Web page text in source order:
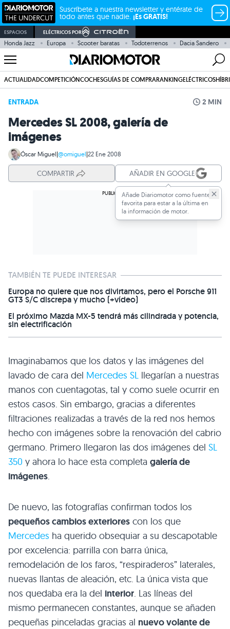
Suscríbete a nuestra newsletter y entérate de
todo antes que nadie. ¡Es GRATIS!
ESPACIOS ELÉCTRICOS POR
Honda Jazz Europa Scooter baratas Todoterrenos Dacia Sandero
ACTUALIDADCOMPETICIÓNCOCHESGUÍAS DE COMPRARANKINGELÉCTRICOS
ENTRADA 2 MIN
Mercedes SL 2008, galería de
imágenes
Óscar Miguel|@omiguel|22 Ene 2008
COMPARTIR AÑADIR EN GOOGLE
Añade Diariomotor como fuente
favorita para estar a la última en
la información de motor.
TAMBIÉN TE PUEDE INTERESAR
Europa no quiere que nos divirtamos, pero el Porsche 911
GT3 S/C discrepa y mucho (+vídeo)
El próximo Mazda MX-5 tendrá más cilindrada y potencia,
sin electrificación
Imaginabamos que los datos y las imágenes del
lavado de cara del Mercedes SL llegarían a nuestras
manos con cuentagotas, tal y como suele ocurrir en
estos casos. Sin embargo, gracias a diferentes
filtraciones realizadas a través de la red nos hemos
hecho con imágenes sobre la renovación del cabrio
germano. Primero llegaron las dos imágenes del SL
350 y ahora lo hace esta completa galería de
imágenes.
De nuevo, las fotografías confirman todos los
pequeños cambios exteriores con los que
Mercedes ha querido obsequiar a su descapotable
por excelencia: parrilla con barra única,
remodelación de los faros, “respiraderos” laterales,
nuevas llantas de aleación, etc. La única vista que
nos quedaba era la del interior. Las líneas del
mismo permanecen constantes, aunque se añaden
pequeñas pinceladas gracias al nuevo volante de